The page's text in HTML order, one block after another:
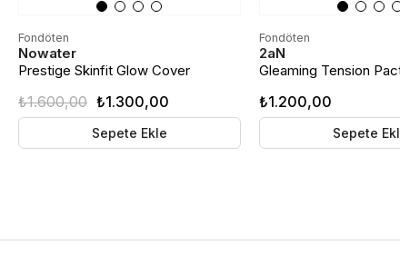
Fondöten
Nowater
Prestige Skinfit Glow Cover
Fondöten | 01 Ivory Bej
₺1.300,00
₺1.600,00
Sepete Ekle
Fondöten
2aN
Gleaming Tension Pact
Korumalı | 21 Light
₺1.200,00
Sepete